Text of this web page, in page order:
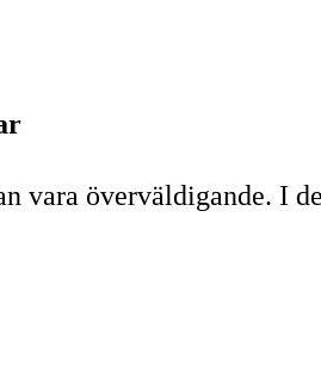
vara överväldigande. I